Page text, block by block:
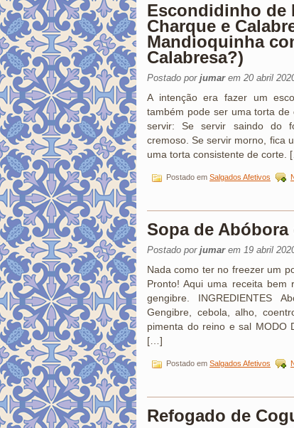
Escondidinho de
Charque e
Mandioquinha
Calabresa?)
Postado por jumarem 20 abril
A intenção era fazer um
também pode ser uma torta
servir: Se servir saindo do
cremoso. Se servir morno, fica
uma torta consistente de corte.
Postado em Salgados Afetivos
Sopa de
Postado por jumarem 19 abril
Nada como ter no freezer um
Pronto! Aqui uma receita
gengibre. INGREDIENTES
Gengibre, cebola, alho,
pimenta do reino e sal MODO
[…]
Postado em Salgados Afetivos
Refogado de